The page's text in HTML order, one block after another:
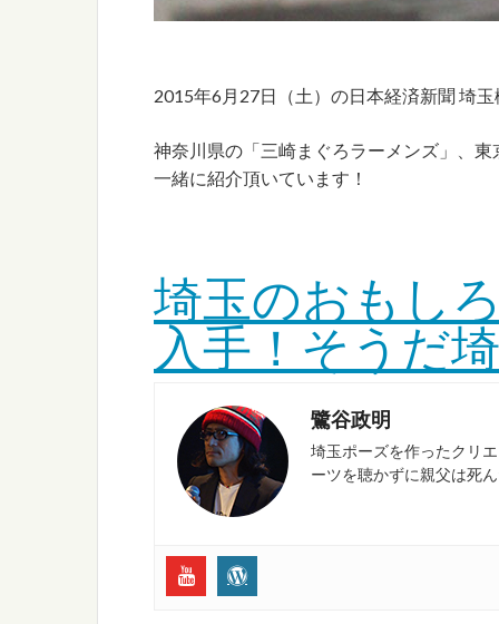
2015年6月27日（土）の日本経済新聞 埼
神奈川県の「三崎まぐろラーメンズ」、
一緒に紹介頂いています！
埼玉のおもし
入手！そうだ
鷺谷政明
埼玉ポーズを作ったクリ
ーツを聴かずに親父は死